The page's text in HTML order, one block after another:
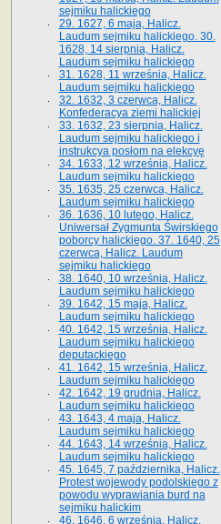
sejmiku halickiego
29. 1627, 6 maja, Halicz.
Laudum sejmiku halickiego. 30.
1628, 14 sierpnia, Halicz.
Laudum sejmiku halickiego
31. 1628, 11 września, Halicz.
Laudum sejmiku halickiego
32. 1632, 3 czerwca, Halicz.
Konfederacya ziemi halickiej
33. 1632, 23 sierpnia, Halicz.
Laudum sejmiku halickiego i
instrukcya posłom na elekcyę
34. 1633, 12 września, Halicz.
Laudum sejmiku halickiego
35. 1635, 25 czerwca, Halicz.
Laudum sejmiku halickiego
36. 1636, 10 lutego, Halicz.
Uniwersał Zygmunta Świrskiego
poborcy halickiego. 37. 1640, 25
czerwca, Halicz. Laudum
sejmiku halickiego
38. 1640, 10 września, Halicz.
Laudum sejmiku halickiego
39. 1642, 15 maja, Halicz.
Laudum sejmiku halickiego
40. 1642, 15 września, Halicz.
Laudum sejmiku halickiego
deputackiego
41. 1642, 15 września, Halicz.
Laudum sejmiku halickiego
42. 1642, 19 grudnia, Halicz.
Laudum sejmiku halickiego
43. 1643, 4 maja, Halicz.
Laudum sejmiku halickiego
44. 1643, 14 września, Halicz.
Laudum sejmiku halickiego
45. 1645, 7 października, Halicz.
Protest wojewody podolskiego z
powodu wyprawiania burd na
sejmiku halickim
46. 1646, 6 września, Halicz.